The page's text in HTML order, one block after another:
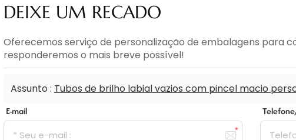
DEIXE UM RECADO
Oferecemos serviço de personalização de embalagens para
responderemos o mais breve possível!
Assunto : Tubos de brilho labial vazios com pincel macio
E-mail